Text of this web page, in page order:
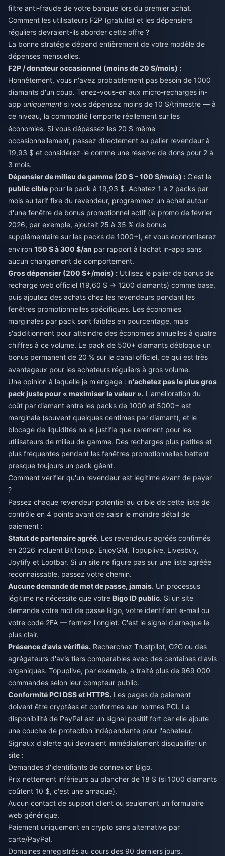
filtre anti-fraude de votre banque lors du premier achat.
Comment les utilisateurs F2P (gratuits) et les dépensiers
réguliers devraient-ils aborder cette offre ?
La bonne stratégie dépend entièrement de votre modèle de
dépenses mensuelles.
F2P / donateur occasionnel (moins de 20 $/mois) :
Honnêtement, vous n'avez probablement pas besoin de 1000
diamants d'un coup. Tenez-vous-en aux micro-recharges in-
app uniquement si vous dépensez moins de 10 $/trimestre — à
ce niveau, la commodité l'emporte réellement sur les
économies. Si vous dépassez les 20 $ même
occasionnellement, passez directement au palier revendeur à
19,93 $ et considérez-le comme une réserve de dons pour 2 à
3 mois.
Dépensier de milieu de gamme (20 $ – 100 $/mois) : C'est le
public cible pour le pack à 19,93 $. Achetez 1 à 2 packs par
mois au tarif fixe du revendeur, programmez un achat autour
d'une fenêtre de bonus promotionnel actif (la promo de février
2026, par exemple, ajoutait 25 à 35 % de bonus
supplémentaire sur les packs de 1000+), et vous économiserez
environ 150 $ à 300 $/an par rapport à l'achat in-app sans
aucun changement de comportement.
Gros dépensier (200 $+/mois) : Utilisez le palier de bonus de
recharge web officiel (19,60 $ → 1200 diamants) comme base,
puis ajoutez des achats chez les revendeurs pendant les
fenêtres promotionnelles spécifiques. Les économies
marginales par pack sont faibles en pourcentage, mais
s'additionnent pour atteindre des économies annuelles à quatre
chiffres à ce volume. Le pack de 500+ diamants débloque un
bonus permanent de 20 % sur le canal officiel, ce qui est très
avantageux pour les acheteurs réguliers à gros volume.
Une opinion à laquelle je m'engage : n'achetez pas le plus gros
pack juste pour « maximiser la valeur ». L'amélioration du
coût par diamant entre les packs de 1000 et 5000+ est
marginale (souvent quelques centimes par diamant), et le
blocage de liquidités ne le justifie que rarement pour les
utilisateurs de milieu de gamme. Des recharges plus petites et
plus fréquentes pendant les fenêtres promotionnelles battent
presque toujours un pack géant.
Comment vérifier qu'un revendeur est légitime avant de payer
?
Passez chaque revendeur potentiel au crible de cette liste de
contrôle en 4 points avant de saisir le moindre détail de
paiement :
Statut de partenaire agréé. Les revendeurs agréés confirmés
en 2026 incluent BitTopup, EnjoyGM, Topuplive, Livesbuy,
Joytify et Lootbar. Si un site ne figure pas sur une liste agréée
reconnaissable, passez votre chemin.
Aucune demande de mot de passe, jamais. Un processus
légitime ne nécessite que votre Bigo ID public. Si un site
demande votre mot de passe Bigo, votre identifiant e-mail ou
votre code 2FA — fermez l'onglet. C'est le signal d'arnaque le
plus clair.
Présence d'avis vérifiés. Recherchez Trustpilot, G2G ou des
agrégateurs d'avis tiers comparables avec des centaines d'avis
organiques. Topuplive, par exemple, a traité plus de 969 000
commandes selon leur compteur public.
Conformité PCI DSS et HTTPS. Les pages de paiement
doivent être cryptées et conformes aux normes PCI. La
disponibilité de PayPal est un signal positif fort car elle ajoute
une couche de protection indépendante pour l'acheteur.
Signaux d'alerte qui devraient immédiatement disqualifier un
site :
Demandes d'identifiants de connexion Bigo.
Prix nettement inférieurs au plancher de 18 $ (si 1000 diamants
coûtent 10 $, c'est une arnaque).
Aucun contact de support client ou seulement un formulaire
web générique.
Paiement uniquement en crypto sans alternative par
carte/PayPal.
Domaines enregistrés au cours des 90 derniers jours.